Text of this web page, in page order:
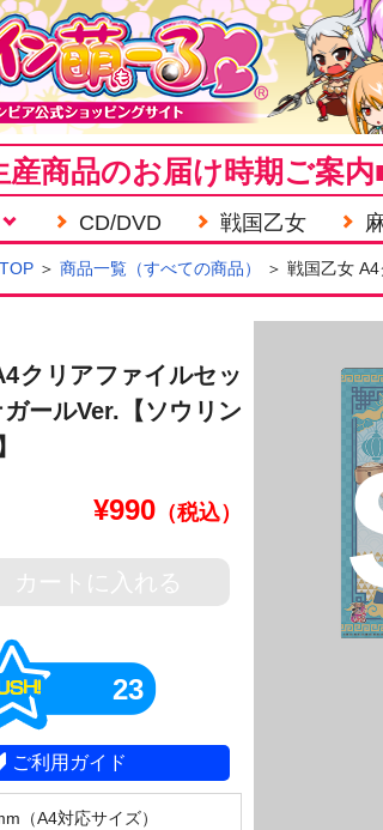
産商品のお届け時期ご案内
CD/DVD 戦国乙女
＞ 商品一覧（すべての商品） ＞ 戦国乙女
クリアファイルセッ
ガールVer.【ソウリン
¥990 （税込）
カートに入れる
23
ご利用ガイド
（A4対応サイズ）